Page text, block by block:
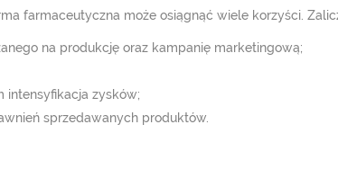
farmaceutyczna może osiągnąć wiele korzyści.
na produkcję oraz kampanię marketingową;
intensyfikacja zysków;
sprzedawanych produktów.